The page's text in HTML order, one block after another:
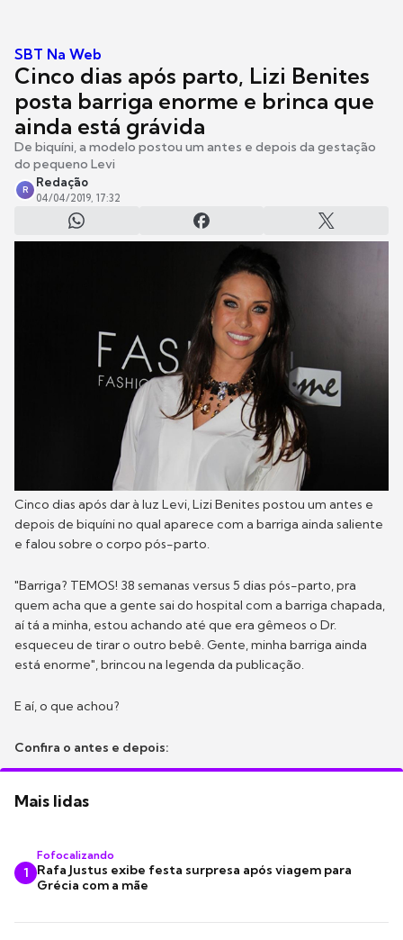
SBT Na Web
Cinco dias após parto, Lizi Benites
posta barriga enorme e brinca que
ainda está grávida
De biquíni, a modelo postou um antes e depois da gestação
do pequeno Levi
R
Redação
04/04/2019, 17:32
Cinco dias após dar à luz Levi, Lizi Benites postou um antes e
depois de biquíni no qual aparece com a barriga ainda saliente
e falou sobre o corpo pós-parto.
"Barriga? TEMOS! 38 semanas versus 5 dias pós-parto, pra
quem acha que a gente sai do hospital com a barriga chapada,
aí tá a minha, estou achando até que era gêmeos o Dr.
esqueceu de tirar o outro bebê. Gente, minha barriga ainda
está enorme", brincou na legenda da publicação.
E aí, o que achou?
Confira o antes e depois:
Mais lidas
1
Fofocalizando
Rafa Justus exibe festa surpresa após viagem para
Grécia com a mãe